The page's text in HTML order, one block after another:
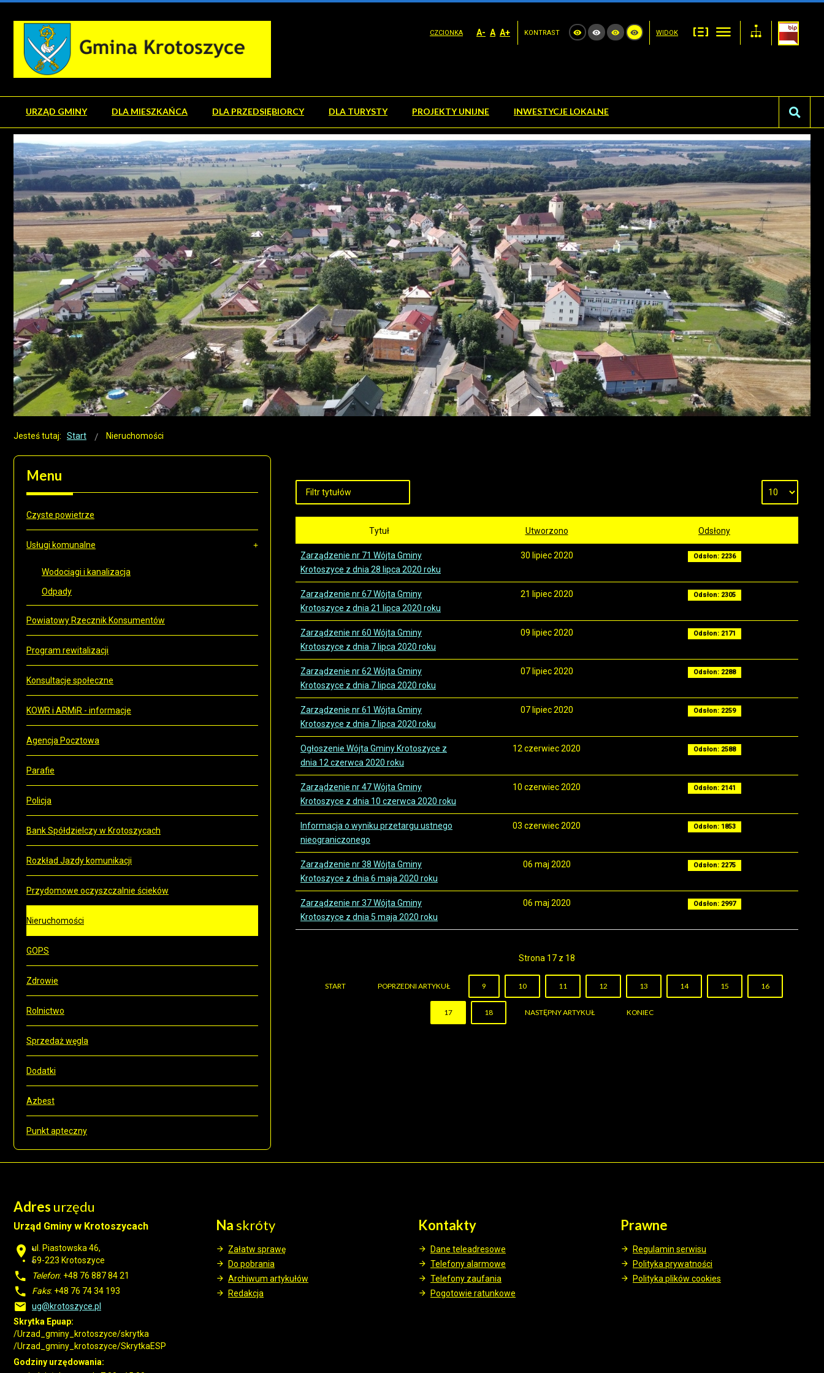
CZCIONKA A- A A+ KONTRAST WIDOK
URZĄD GMINY DLA MIESZKAŃCA DLA PRZEDSIĘBIORCY DLA TURYSTY PROJEKTY UNIJNE INWESTYCJE LOKALNE
Jesteś tutaj: Start Nieruchomości
Tytuł Utworzono Odsłony
Zarządzenie nr 71 Wójta Gminy
Krotoszyce z dnia 28 lipca 2020 roku
30 lipiec 2020 Odsłon: 2236
Zarządzenie nr 67 Wójta Gminy
Krotoszyce z dnia 21 lipca 2020 roku
21 lipiec 2020 Odsłon: 2305
Zarządzenie nr 60 Wójta Gminy
Krotoszyce z dnia 7 lipca 2020 roku
09 lipiec 2020 Odsłon: 2171
Zarządzenie nr 62 Wójta Gminy
Krotoszyce z dnia 7 lipca 2020 roku
07 lipiec 2020 Odsłon: 2288
Zarządzenie nr 61 Wójta Gminy
Krotoszyce z dnia 7 lipca 2020 roku
07 lipiec 2020 Odsłon: 2259
Ogłoszenie Wójta Gminy Krotoszyce z
dnia 12 czerwca 2020 roku
12 czerwiec 2020 Odsłon: 2588
Zarządzenie nr 47 Wójta Gminy
Krotoszyce z dnia 10 czerwca 2020 roku
10 czerwiec 2020 Odsłon: 2141
Informacja o wyniku przetargu ustnego
nieograniczonego
03 czerwiec 2020 Odsłon: 1853
Zarządzenie nr 38 Wójta Gminy
Krotoszyce z dnia 6 maja 2020 roku
06 maj 2020 Odsłon: 2275
Zarządzenie nr 37 Wójta Gminy
Krotoszyce z dnia 5 maja 2020 roku
06 maj 2020 Odsłon: 2997
Strona 17 z 18
START POPRZEDNI ARTYKUŁ 9 10 11 12 13 14 15 16
17 18 NASTĘPNY ARTYKUŁ KONIEC
Menu
Czyste powietrze
Usługi komunalne
Wodociągi i kanalizacja
Odpady
Powiatowy Rzecznik Konsumentów
Program rewitalizacji
Konsultacje społeczne
KOWR i ARMiR - informacje
Agencja Pocztowa
Parafie
Policja
Bank Spółdzielczy w Krotoszycach
Rozkład Jazdy komunikacji
Przydomowe oczyszczalnie ścieków
Nieruchomości
GOPS
Zdrowie
Rolnictwo
Sprzedaż węgla
Dodatki
Azbest
Punkt apteczny
Adres urzędu
Urząd Gminy w Krotoszycach
ul. Piastowska 46,
59-223 Krotoszyce
Telefon: +48 76 887 84 21
Faks: +48 76 74 34 193
ug@krotoszyce.pl
Skrytka Epuap:
/Urzad_gminy_krotoszyce/skrytka
/Urzad_gminy_krotoszyce/SkrytkaESP
Godziny urzędowania:
Naskróty
Załatw sprawę
Do pobrania
Archiwum artykułów
Redakcja
Kontakty
Dane teleadresowe
Telefony alarmowe
Telefony zaufania
Pogotowie ratunkowe
Prawne
Regulamin serwisu
Polityka prywatności
Polityka plików cookies